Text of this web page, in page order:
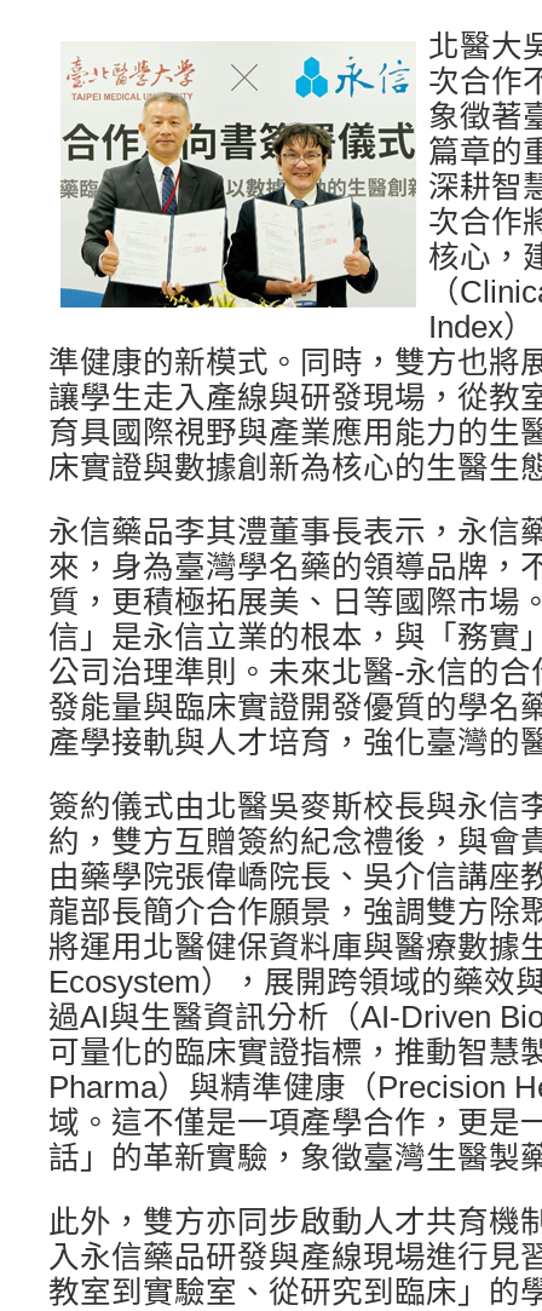
北醫大
次合作
象徵著
篇章的
深耕智
次合作
核心，
（
Index
準健康的新模式。同時，雙方也將
讓學生走入產線與研發現場，從教
育具國際視野與產業應用能力的生
床實證與數據創新為核心的生醫生
永信藥品李其澧董事長表示，永信
來，身為臺灣學名藥的領導品牌，
質，更積極拓展美、日等國際市場
信」是永信立業的根本，與「務實
公司治理準則。未來北醫-永信的
發能量與臨床實證開發優質的學名
產學接軌與人才培育，強化臺灣的
簽約儀式由北醫吳麥斯校長與永信
約，雙方互贈簽約紀念禮後，與會
由藥學院張偉嶠院長、吳介信講座
龍部長簡介合作願景，強調雙方除
將運用北醫健保資料庫與醫療數據
Ecosystem），展開跨領域的藥效
過AI與生醫資訊分析（AI-Driven
可量化的臨床實證指標，推動智慧
Pharma）與精準健康（Precision
域。這不僅是一項產學合作，更是
話」的革新實驗，象徵臺灣生醫製
此外，雙方亦同步啟動人才共育機
入永信藥品研發與產線現場進行見
教室到實驗室、從研究到臨床」的